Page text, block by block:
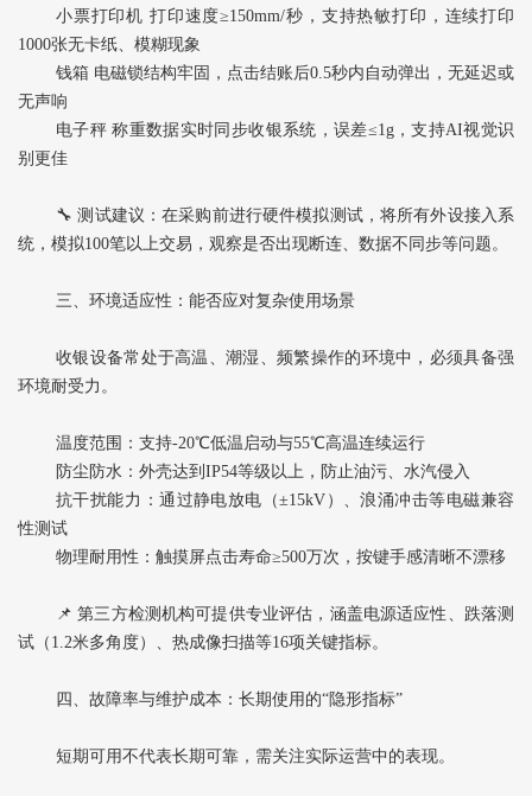
小票打印机‌ 打印速度≥150mm/秒，支持热敏打印，连续打印
1000张无卡纸、模糊现象
钱箱‌ 电磁锁结构牢固，点击结账后0.5秒内自动弹出，无延迟或
无声响
电子秤‌ 称重数据实时同步收银系统，误差≤1g，支持AI视觉识
别更佳
🔧 ‌测试建议‌：在采购前进行‌硬件模拟测试‌，将所有外设接入系
统，模拟100笔以上交易，观察是否出现断连、数据不同步等问题。
三、环境适应性：能否应对复杂使用场景
收银设备常处于高温、潮湿、频繁操作的环境中，必须具备强
环境耐受力。
温度范围‌：支持-20℃低温启动与55℃高温连续运行
防尘防水‌：外壳达到IP54等级以上，防止油污、水汽侵入
抗干扰能力‌：通过静电放电（±15kV）、浪涌冲击等电磁兼容
性测试
物理耐用性‌：触摸屏点击寿命≥500万次，按键手感清晰不漂移
📌 第三方检测机构可提供专业评估，涵盖电源适应性、跌落测
试（1.2米多角度）、热成像扫描等16项关键指标。
四、故障率与维护成本：长期使用的“隐形指标”
短期可用不代表长期可靠，需关注实际运营中的表现。